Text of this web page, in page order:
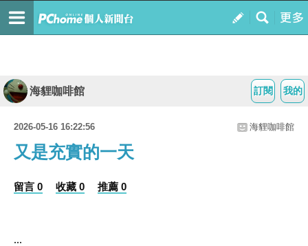
我的
訂閱
海貍咖啡館
2026-05-16 16:22:56 海貍咖啡館
又是充實的一天
留言 0 收藏 0 推薦 0
...